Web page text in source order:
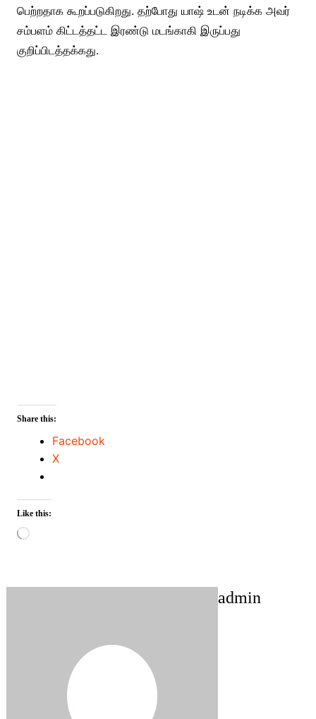
பெற்றதாக கூறப்படுகிறது. தற்போது யாஷ் உடன் நடிக்க அவர்
சம்பளம் கிட்டத்தட்ட இரண்டு மடங்காகி இருப்பது
குறிப்பிடத்தக்கது.
Share this:
Facebook
X
Like this:
Loading…
admin